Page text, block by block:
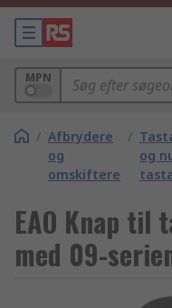
MPN
/ Afbrydere
og
omskiftere
/
og
EAO Knap
med 09-